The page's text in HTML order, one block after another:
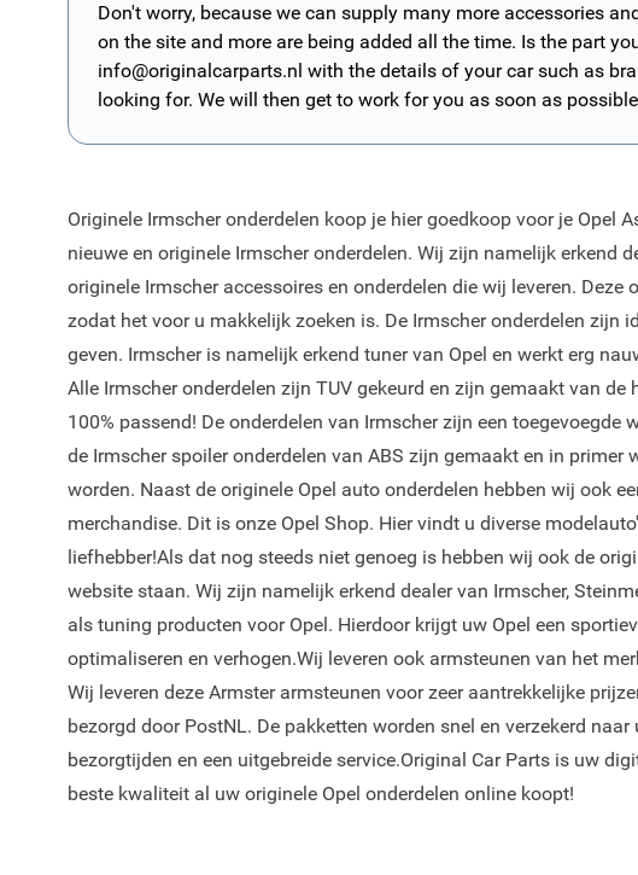
Don't worry, because we can supply many more accessories
on the site and more are being added all the time. Is the part
info@originalcarparts.nl with the details of your car such as
looking for. We will then get to work for you as soon as
Originele Irmscher onderdelen koop je hier goedkoop voor je Opel
nieuwe en originele Irmscher onderdelen. Wij zijn namelijk erkend
originele Irmscher accessoires en onderdelen die wij leveren.
zodat het voor u makkelijk zoeken is. De Irmscher onderdelen zijn
geven. Irmscher is namelijk erkend tuner van Opel en werkt erg
Alle Irmscher onderdelen zijn TUV gekeurd en zijn gemaakt van
100% passend! De onderdelen van Irmscher zijn een
de Irmscher spoiler onderdelen van ABS zijn gemaakt en in
worden. Naast de originele Opel auto onderdelen hebben wij ook
merchandise. Dit is onze Opel Shop. Hier vindt u diverse
liefhebber!Als dat nog steeds niet genoeg is hebben wij ook de
website staan. Wij zijn namelijk erkend dealer van Irmscher,
als tuning producten voor Opel. Hierdoor krijgt uw Opel een
optimaliseren en verhogen.Wij leveren ook armsteunen van het
Wij leveren deze Armster armsteunen voor zeer aantrekkelijke
bezorgd door PostNL. De pakketten worden snel en verzekerd
bezorgtijden en een uitgebreide service.Original Car Parts is uw
beste kwaliteit al uw originele Opel onderdelen online koopt!